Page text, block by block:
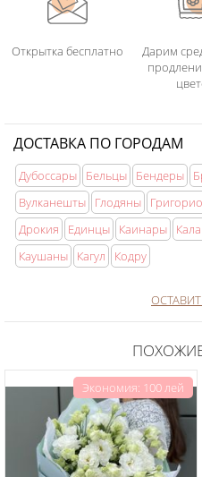
Открытка бесплатно
Дарим
ДОСТАВКА ПО ГОРОДАМ
Дубоссары Бельцы Бендеры
Вулканешты
Глодяны
Дрокия
Единцы Каинары
Каушаны
Кагул Кодру
Экономия: 100 лей